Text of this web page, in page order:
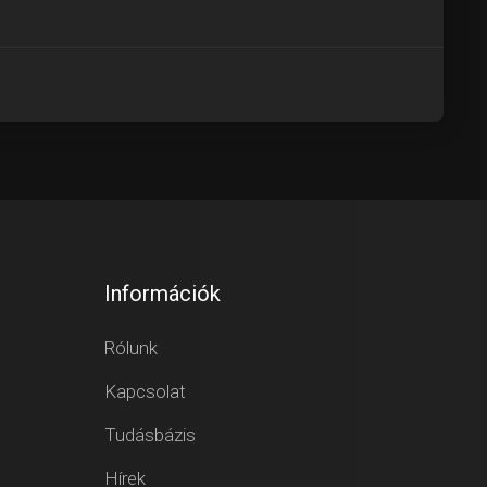
Információk
Rólunk
Kapcsolat
Tudásbázis
Hírek